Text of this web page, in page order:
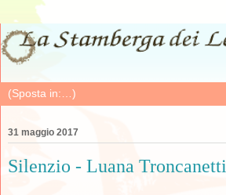
31 maggio 2017
Silenzio - Luana Troncanetti